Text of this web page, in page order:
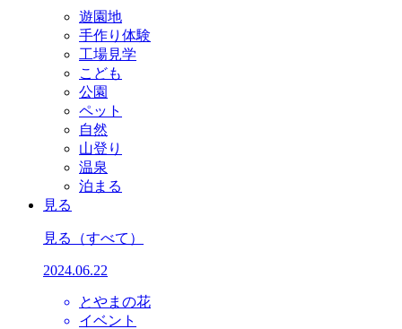
遊園地
手作り体験
工場見学
こども
公園
ペット
自然
山登り
温泉
泊まる
見る
見る （すべて）
2024.06.22
とやまの花
イベント